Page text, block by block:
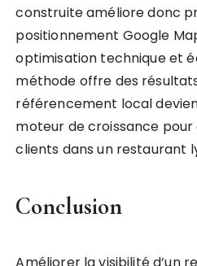
construite améliore donc
positionnement Google
optimisation technique et
méthode offre des
référencement local
moteur de croissance
clients dans un restaurant
Conclusion
Améliorer la visibilité d’un